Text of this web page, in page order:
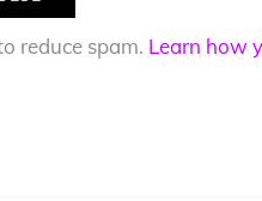
reduce spam. Learn how